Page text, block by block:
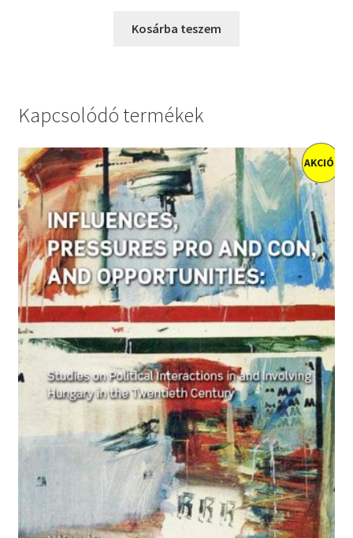
was:
is:
Kosárba teszem
Kapcsolódó termékek
AKCIÓ!